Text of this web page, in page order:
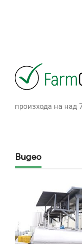
произхода на над
Видео